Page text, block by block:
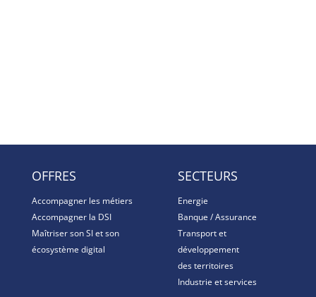
OFFRES
Accompagner les métiers
Accompagner la DSI
Maîtriser son SI et son
écosystème digital
SECTEURS
Energie
Banque / Assurance
Transport et
développement
des territoires
Industrie et services